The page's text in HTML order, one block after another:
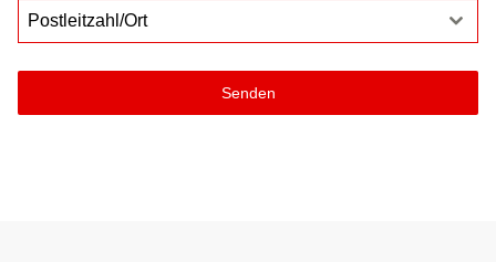
Postleitzahl/Ort
Senden